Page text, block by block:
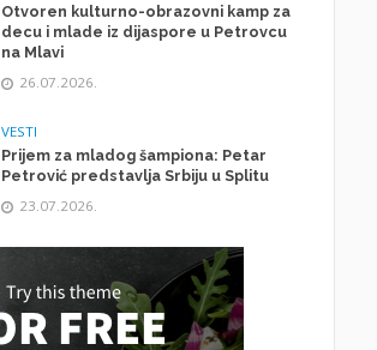
Otvoren kulturno-obrazovni kamp za
decu i mlade iz dijaspore u Petrovcu
na Mlavi
26.07.2026.
VESTI
Prijem za mladog šampiona: Petar
Petrović predstavlja Srbiju u Splitu
23.07.2026.